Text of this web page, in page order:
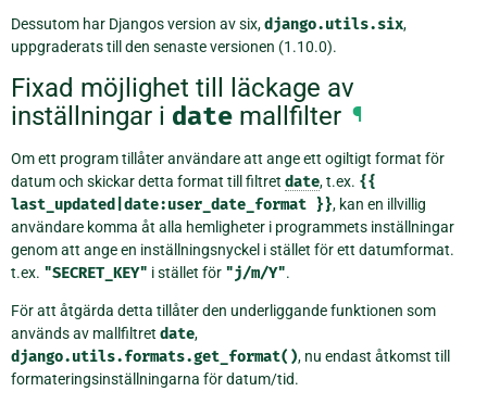
Dessutom har Djangos version av six,django.utils.six,
uppgraderats till den senaste versionen (1.10.0).
Fixad möjlighet till läckage av
inställningar i date mallfilter ¶
Om ett program tillåter användare att ange ett ogiltigt format för
datum och skickar detta format till filtret date, t.ex. {{
last_updated|date:user_date_format }}, kan en illvillig
användare komma åt alla hemligheter i programmets inställningar
genom att ange en inställningsnyckel i stället för ett datumformat.
t.ex. "SECRET_KEY" i stället för "j/m/Y".
För att åtgärda detta tillåter den underliggande funktionen som
används av mallfiltret date,
django.utils.formats.get_format(), nu endast åtkomst till
formateringsinställningarna för datum/tid.